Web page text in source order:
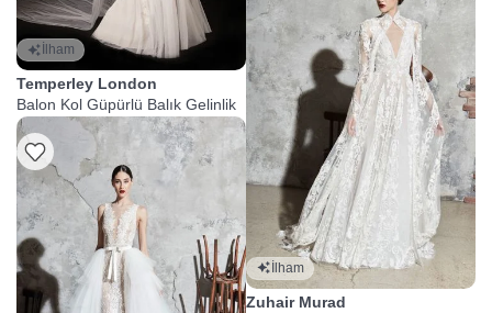
İlham
Temperley London
Balon Kol Güpürlü Balık Gelinlik
İlham
Zuhair Murad